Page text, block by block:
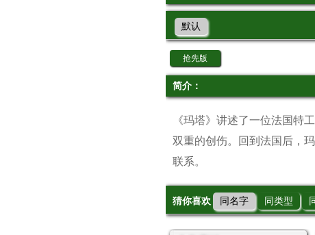
默认
抢先版
简介：
《玛塔》讲述了一位法国特
双重的创伤。回到法国后，
联系。
猜你喜欢 同名字 同类型